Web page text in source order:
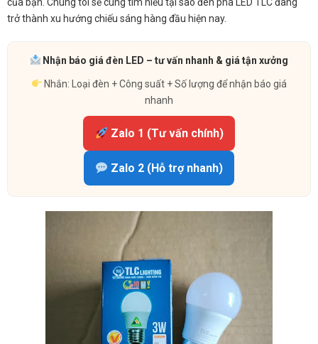
trở thành xu hướng chiếu sáng hàng đầu hiện nay.
Nhận báo giá đèn LED – tư vấn nhanh & giá tận xưởng
Nhắn: Loại đèn + Công suất + Số lượng để nhận báo giá
nhanh
Zalo 1 (Tư vấn chính)
Zalo 2 (Hỗ trợ nhanh)